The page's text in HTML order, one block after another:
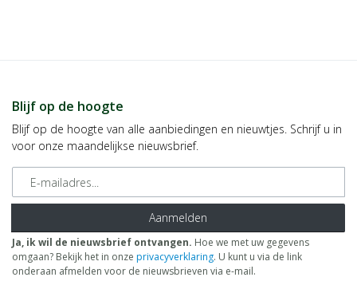
Blijf op de hoogte
Blijf op de hoogte van alle aanbiedingen en nieuwtjes. Schrijf u in
voor onze maandelijkse nieuwsbrief.
E-mailadres
Aanmelden
Ja, ik wil de nieuwsbrief ontvangen. Hoe we met uw gegevens
omgaan? Bekijk het in onze privacyverklaring. U kunt u via de link
onderaan afmelden voor de nieuwsbrieven via e-mail.